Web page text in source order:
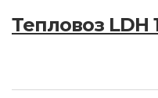
Тепловоз LDH